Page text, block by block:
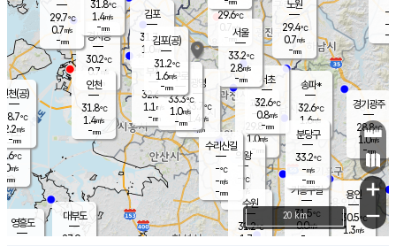
의도
℃
m/s
mm
영흥도
과천
29.8℃
1.0m/s
- mm
용인
30.5℃
1.3m/s
경기광주
28.8℃
1.0m/s
-mm
대부도
27.9
경서동
30.2℃
0.7 m/s
-mm
29.7℃
0.7m/s
-mm
-
-m/
-
의왕
- ℃
m/s
mm
김포
31.7℃
1.0 m/s
mm
광명
33.7 ℃
1.4 m/s
-mm
부천
32.6℃
1.1 m/s
-mm
31.8℃
1.4m/s
-mm
구로
33.3℃
1.0m/s
-mm
29.6℃
0.7 m/s
- mm
노원
29.4℃
0.7m/s
-mm
송파*
32.6℃
1.6m/s
-mm
서초
32.6℃
0.8m/s
-mm
기흥구갈
31.5℃
0.0m/s
-
수리산길
-℃
-m/s
-mm
분당구
33.2℃
-m/s
-mm
인천(공)
28.7℃
2.2m/s
-mm
김포(공)
31.2℃
1.6m/s
-mm
수원
31.2℃
1.7 m/s
인천
31.8℃
1.4m/s
-mm
서울
33.2℃
2.8m/s
-mm
+
−
20 km